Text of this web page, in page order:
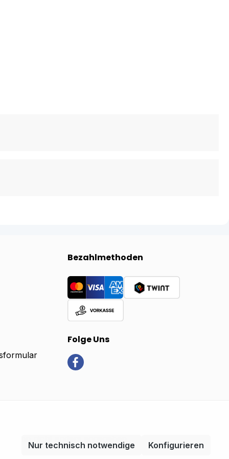
Bezahlmethoden
Folge Uns
nicht anders angegeben.
Nur technisch notwendige Konfigurieren